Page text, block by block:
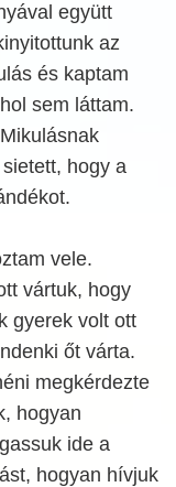
együtt
az
és kaptam
sem láttam.
hogy a
vele.
vártuk, hogy
gyerek volt ott
őt várta.
megkérdezte
hogyan
ide a
hogyan hívjuk